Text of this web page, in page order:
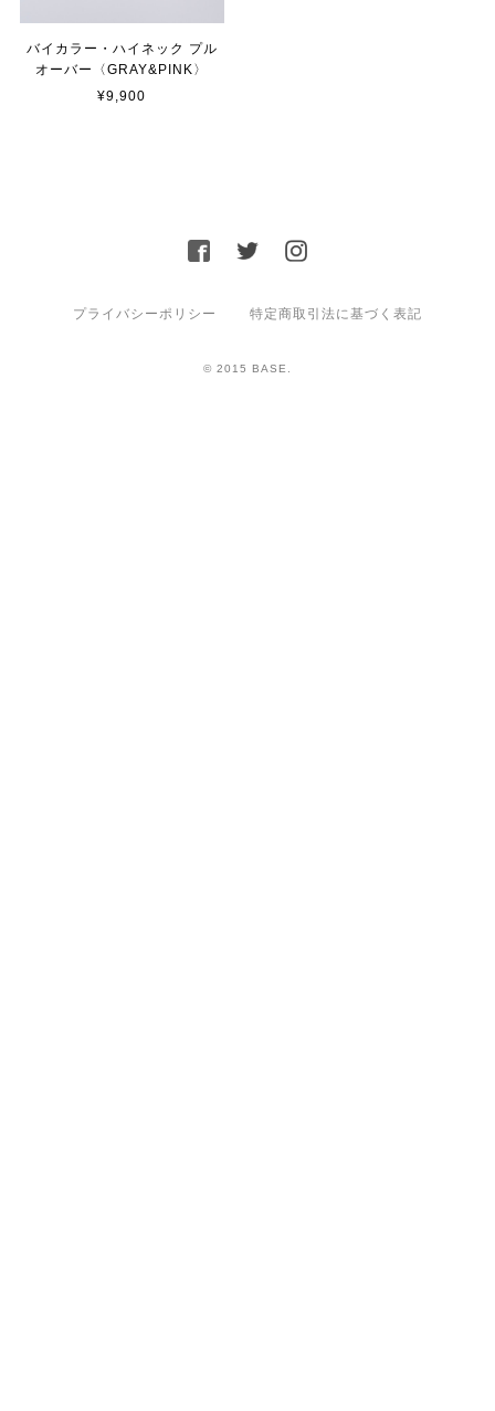
バイカラー・ハイネック プル
オーバー〈GRAY&PINK〉
¥9,900
プライバシーポリシー 特定商取引法に基づく表記
© 2015 BASE.